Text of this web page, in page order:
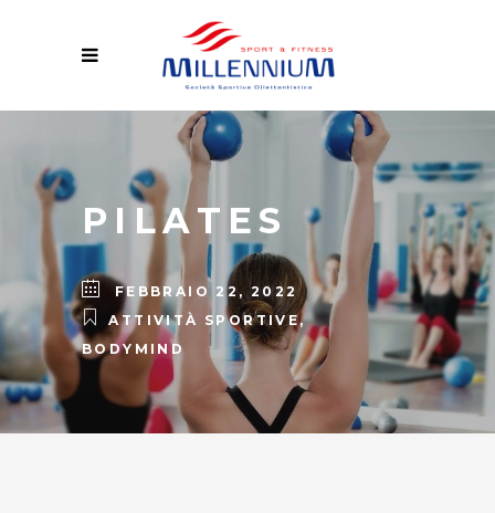
PILATES
FEBBRAIO 22, 2022
ATTIVITÀ SPORTIVE,
BODYMIND